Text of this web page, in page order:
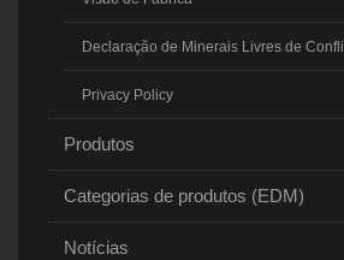
Declaração de Minerais Livres de
Privacy Policy
Produtos
Categorias de produtos (EDM)
Notícias